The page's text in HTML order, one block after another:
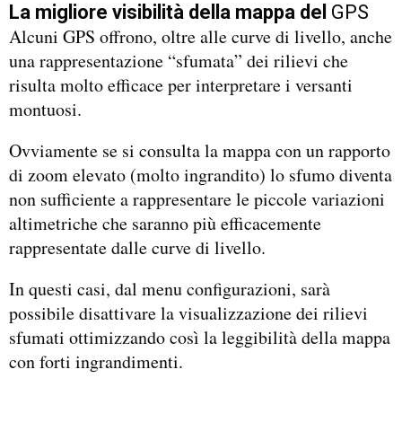
La migliore visibilità della mappa del GPS
Alcuni GPS offrono, oltre alle curve di livello, anche
una rappresentazione “sfumata” dei rilievi che
risulta molto efficace per interpretare i versanti
montuosi.
Ovviamente se si consulta la mappa con un rapporto
di zoom elevato (molto ingrandito) lo sfumo diventa
non sufficiente a rappresentare le piccole variazioni
altimetriche che saranno più efficacemente
rappresentate dalle curve di livello.
In questi casi, dal menu configurazioni, sarà
possibile disattivare la visualizzazione dei rilievi
sfumati ottimizzando così la leggibilità della mappa
con forti ingrandimenti.